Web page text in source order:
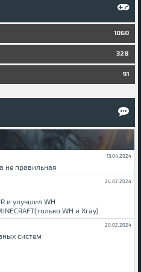
1060
328
91